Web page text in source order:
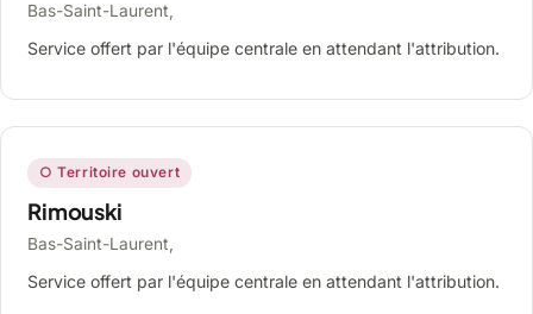
Bas-Saint-Laurent,
Service offert par l'équipe centrale en attendant l'attribution.
○ Territoire ouvert
Rimouski
Bas-Saint-Laurent,
Service offert par l'équipe centrale en attendant l'attribution.